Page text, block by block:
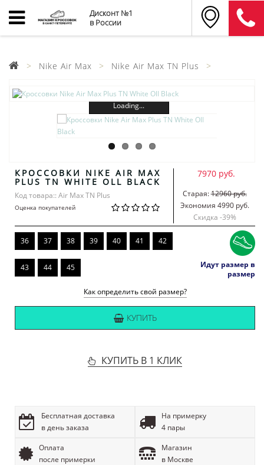
Дисконт №1
в России
Nike Air Max Nike Air Max TN Plus
Loading...
КРОССОВКИ NIKE AIR MAX
PLUS TN WHITE OLL BLACK
Код товара:: Air Max TN Plus
Оценка покупателей
7970 руб.
Старая:12960 руб.
Экономия 4990 руб.
Скидка -39%
36 37 38 39 40 41 42
43 44 45
Идут размер в
размер
Как определить свой размер?
КУПИТЬ
КУПИТЬ В 1 КЛИК
Бесплатная доставка
в день заказа
На примерку
4 пары
Оплата
после примерки
Магазин
в Москве